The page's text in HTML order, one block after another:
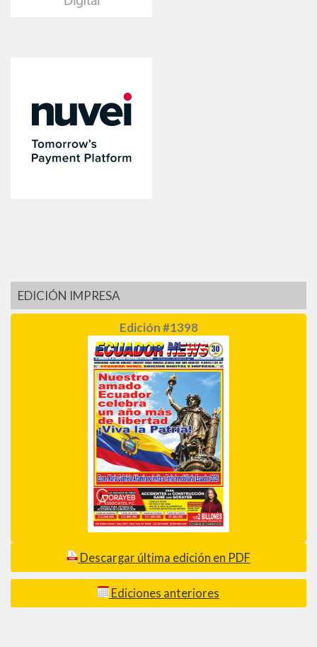
EDICIÓN IMPRESA
Edición #1398
Descargar última edición en PDF
Ediciones anteriores